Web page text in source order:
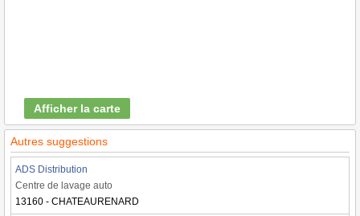
Afficher la carte
Autres suggestions
ADS Distribution
Centre de lavage auto
13160 - CHATEAURENARD